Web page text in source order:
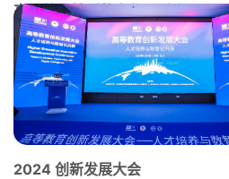
高等教育转型数字化研讨会
2024 创新发展大会